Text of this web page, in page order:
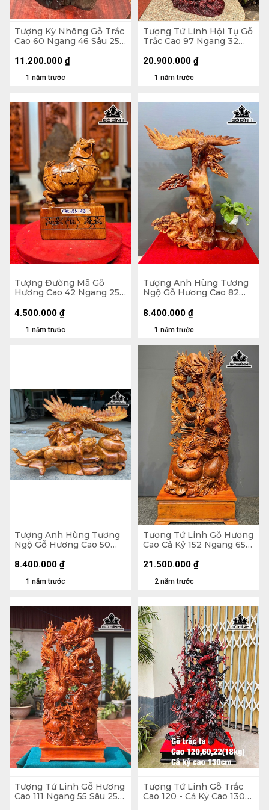
Tượng Kỳ Nhông Gỗ Trắc
Cao 60 Ngang 46 Sâu 25
1 năm trước
11.200.000 ₫
Tượng Tứ Linh Hội Tụ Gỗ
Trắc Cao 97 Ngang 32
1 năm trước
20.900.000 ₫
Tượng Đường Mã Gỗ
Hương Cao 42 Ngang 25
1 năm trước
4.500.000 ₫
Tượng Anh Hùng Tương
Ngộ Gỗ Hương Cao 82
1 năm trước
8.400.000 ₫
Tượng Anh Hùng Tương
Ngộ Gỗ Hương Cao 50
(cm)Tượng Anh Hùng
Cao 50 Ngang 61 Sâu 36
1 năm trước
8.400.000 ₫
Tượng Tứ Linh Gỗ Hương
Cao Cả Kỷ 152 Ngang 65
Cao 20
2 năm trước
21.500.000 ₫
Tượng Tứ Linh Gỗ Hương
Cao 111 Ngang 55 Sâu 25
Tượng Tứ Linh Gỗ Trắc
Cao 120 - Cả Kỷ Cao 130